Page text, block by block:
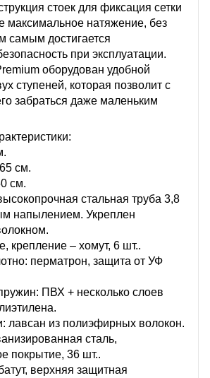
стоек для фиксация сетки
максимальное натяжение, без
самым достигается
при эксплуатации.
оборудован удобной
ступеней, которая позволит с
забраться даже маленьким
см.
см.
стальная труба 3,8
напылением. Укреплен
крепление – хомут, 6 шт..
перматрон, защита от УФ
ПВХ + несколько слоев
лавсан из полиэфирных волокон.
сталь,
покрытие, 36 шт..
верхняя защитная